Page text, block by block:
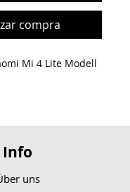
compra
Mi 4 Lite Modell
Info
uns